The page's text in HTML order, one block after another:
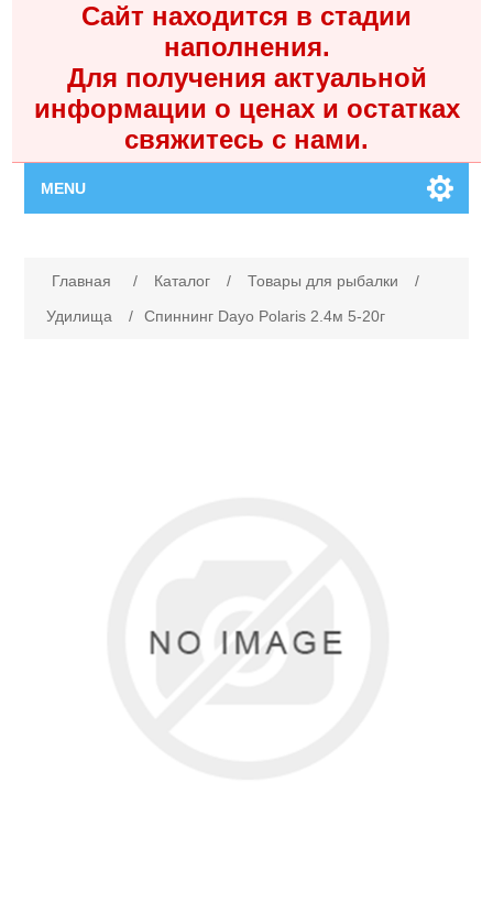
Сайт находится в стадии
наполнения.
Для получения актуальной
информации о ценах и остатках
свяжитесь с нами.
MENU
Каталог
Главная / Каталог / Товары для рыбалки
/
Удилища
/ Спиннинг Dayo Polaris 2.4м 5-20г